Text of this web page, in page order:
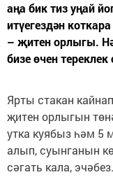
аңа бик тиз уңай
итүегездән
– җитен орлыгы.
бизе өчен тереклек
Ярты стакан
җитен орлыгын
утка куябыз һәм 5
алып, суынганын
сәгать кала,